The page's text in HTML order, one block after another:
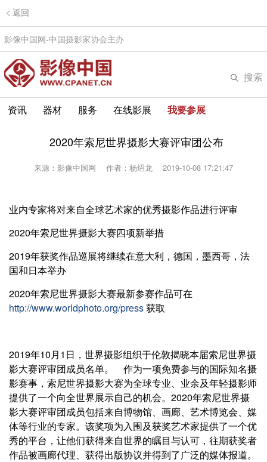
返回
影像中国网-中国摄影家协会主办
搜索
资讯 器材 服务 在线影展 我要参展
2020年索尼世界摄影大赛评审团公布
来源：影像中国网 作者：杨炤龙 2019-10-08 17:21:47
业内专家将对来自全球艺术家的优秀摄影作品进行评审
2020年索尼世界摄影大赛四项新举措
2019年获奖作品巡展将继续在意大利，德国，墨西哥，法
国和日本举办
2020年索尼世界摄影大赛最新参赛作品可在
http://www.worldphoto.org/press获取
2019年10月1日，世界摄影组织于伦敦揭晓本届索尼世界摄
影大赛评审团成员名单。 作为一项免费参与的国际知名摄
影赛事，索尼世界摄影大赛为全球专业、业余及年轻摄影师
提供了一个向全世界展示自己的机会。2020年索尼世界摄
影大赛评审团成员包括来自博物馆、画廊、艺术博览会、媒
体等行业的专家。该奖项为入围及获奖艺术家提供了一个优
秀的平台，让他们获得来自世界的瞩目与认可，往期获奖者
作品被画廊代理、获得出版协议并得到了广泛的媒体报道。